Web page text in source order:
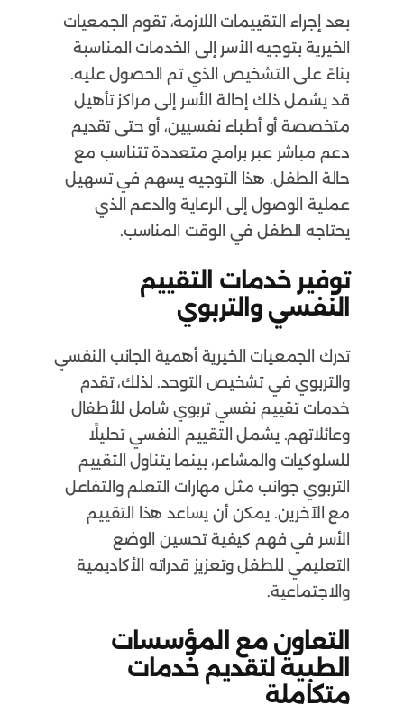
بعد إجراء التقييمات اللازمة، تقوم الجمعيات
الخيرية بتوجيه الأسر إلى الخدمات المناسبة
بناءً على التشخيص الذي تم الحصول عليه.
قد يشمل ذلك إحالة الأسر إلى مراكز تأهيل
متخصصة أو أطباء نفسيين، أو حتى تقديم
دعم مباشر عبر برامج متعددة تتناسب مع
حالة الطفل. هذا التوجيه يسهم في تسهيل
عملية الوصول إلى الرعاية والدعم الذي
يحتاجه الطفل في الوقت المناسب.
توفير خدمات التقييم
النفسي والتربوي
تدرك الجمعيات الخيرية أهمية الجانب النفسي
والتربوي في تشخيص التوحد. لذلك، تقدم
خدمات تقييم نفسي تربوي شامل للأطفال
وعائلاتهم. يشمل التقييم النفسي تحليلًا
للسلوكيات والمشاعر، بينما يتناول التقييم
التربوي جوانب مثل مهارات التعلم والتفاعل
مع الآخرين. يمكن أن يساعد هذا التقييم
الأسر في فهم كيفية تحسين الوضع
التعليمي للطفل وتعزيز قدراته الأكاديمية
والاجتماعية.
التعاون مع المؤسسات
الطبية لتقديم خدمات
متكاملة